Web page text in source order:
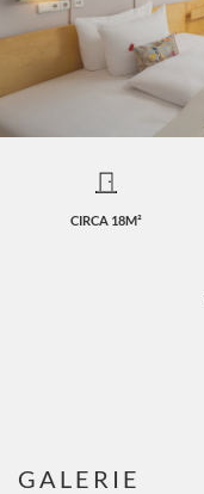
CIRCA 18M²
GALERIE